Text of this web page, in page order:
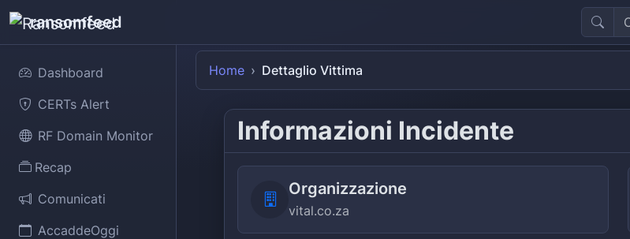
ransomfeed
Dashboard
CERTs Alert
RF Domain Monitor
Recap
Comunicati
AccaddeOggi
Home Dettaglio Vittima
Informazioni Incidente
Organizzazione
vital.co.za